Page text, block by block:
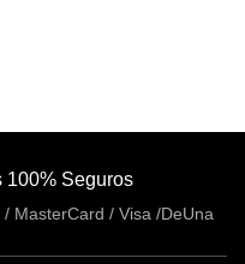
(1)
100% Seguros
/ MasterCard / Visa /DeUna